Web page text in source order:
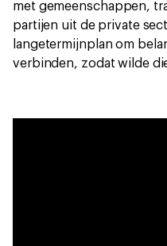
met gemeenschappen,
partijen uit de private
langetermijnplan om
verbinden, zodat wilde